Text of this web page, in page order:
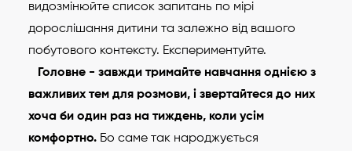
видозмінюйте список запитань по мірі
дорослішання дитини та залежно від вашого
побутового контексту. Експериментуйте.
Головне - завжди тримайте навчання однією з
важливих тем для розмови, і звертайтеся до них
хоча би один раз на тиждень, коли усім
комфортно. Бо саме так народжується